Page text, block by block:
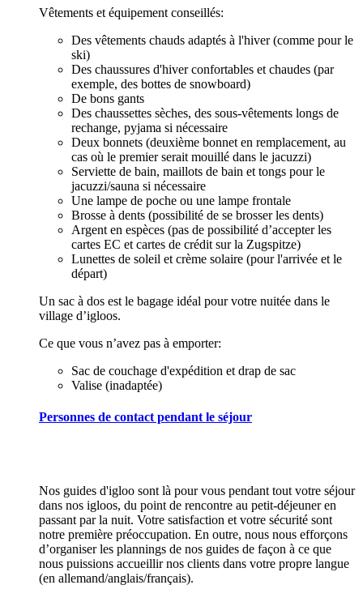
Vêtements et équipement conseillés:
Des vêtements chauds adaptés à l'hiver (comme pour le
ski)
Des chaussures d'hiver confortables et chaudes (par
exemple, des bottes de snowboard)
De bons gants
Des chaussettes sèches, des sous-vêtements longs de
rechange, pyjama si nécessaire
Deux bonnets (deuxième bonnet en remplacement, au
cas où le premier serait mouillé dans le jacuzzi)
Serviette de bain, maillots de bain et tongs pour le
jacuzzi/sauna si nécessaire
Une lampe de poche ou une lampe frontale
Brosse à dents (possibilité de se brosser les dents)
Argent en espèces (pas de possibilité d’accepter les
cartes EC et cartes de crédit sur la Zugspitze)
Lunettes de soleil et crème solaire (pour l'arrivée et le
départ)
Un sac à dos est le bagage idéal pour votre nuitée dans le
village d’igloos.
Ce que vous n’avez pas à emporter:
Sac de couchage d'expédition et drap de sac
Valise (inadaptée)
Personnes de contact pendant le séjour
Nos guides d'igloo sont là pour vous pendant tout votre séjour
dans nos igloos, du point de rencontre au petit-déjeuner en
passant par la nuit. Votre satisfaction et votre sécurité sont
notre première préoccupation. En outre, nous nous efforçons
d’organiser les plannings de nos guides de façon à ce que
nous puissions accueillir nos clients dans votre propre langue
(en allemand/anglais/français).